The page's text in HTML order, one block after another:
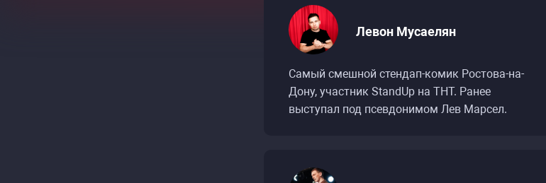
Левон Мусаелян
Самый смешной стендап-комик Ростова-на-
Дону, участник StandUp на ТНТ. Ранее
выступал под псевдонимом Лев Марсел.